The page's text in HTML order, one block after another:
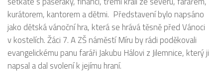
kurátorem, kantorem a dětmi. Představení bylo napsáno
jako dětská vánoční hra, která se hrává těsně před Vánoci
v kostelích. Žáci 7. A ZŠ náměstí Míru by rádi poděkovali
evangelickému panu faráři Jakubu Hálovi z Jilemnice, který ji
napsal a dal svolení k jejímu hraní.